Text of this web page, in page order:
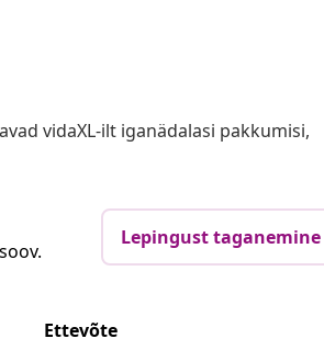
vidaXL-ilt iganädalasi pakkumisi,
Lepingust taganemine
Ettevõte